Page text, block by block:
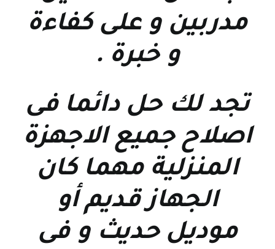
مدربين و على كفاءة
و خبرة .
تجد لك حل دائما فى
اصلاح جميع الاجهزة
المنزلية مهما كان
الجهاز قديم أو
موديل حديث و فى